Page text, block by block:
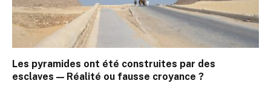
Les pyramides ont été construites par des
esclaves — Réalité ou fausse croyance ?